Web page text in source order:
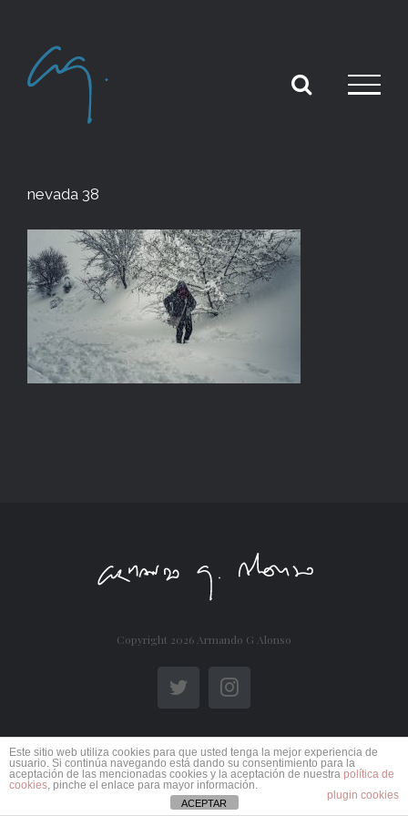
content
nevada 38
Copyright 2026 Armando G Alonso
TwitterInstagram
Este sitio web utiliza cookies para que usted tenga la mejor experiencia de
usuario. Si continúa navegando está dando su consentimiento para la
aceptación de las mencionadas cookies y la aceptación de nuestra política de
cookies, pinche el enlace para mayor información.
plugin cookies
ACEPTAR